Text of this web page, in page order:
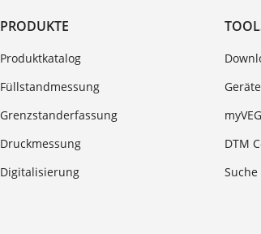
PRODUKTE
Produktkatalog
Füllstandmessung
Grenzstanderfassung
Druckmessung
Digitalisierung
DTM
Suche